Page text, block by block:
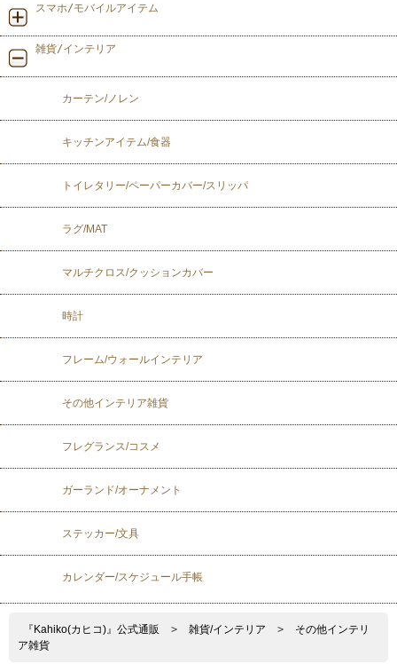
スマホ/モバイルアイテム
雑貨/インテリア
カーテン/ノレン
キッチンアイテム/食器
トイレタリー/ペーパーカバー/スリッパ
ラグ/MAT
マルチクロス/クッションカバー
時計
フレーム/ウォールインテリア
その他インテリア雑貨
フレグランス/コスメ
ガーランド/オーナメント
ステッカー/文具
カレンダー/スケジュール手帳
『Kahiko(カヒコ)』公式通販 > 雑貨/インテリア >
その他インテリ
ア雑貨